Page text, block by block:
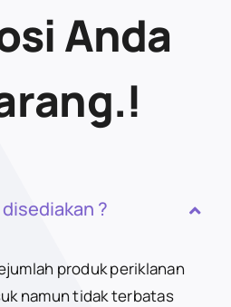
Anda
?
produk periklanan
namun tidak terbatas